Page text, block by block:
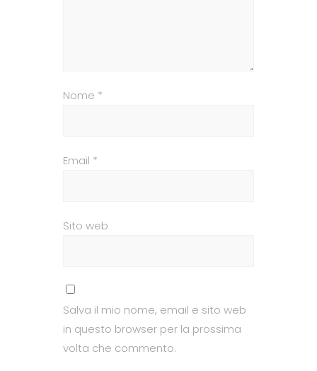
Nome *
Email *
Sito web
Salva il mio nome, email e sito web
in questo browser per la prossima
volta che commento.